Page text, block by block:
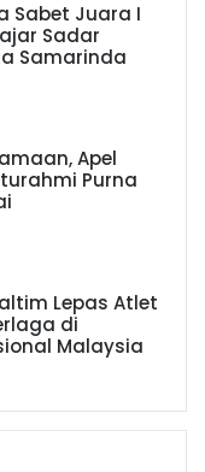
Sabet Juara I
Sadar
Samarinda
Apel
Purna
Lepas Atlet
di
Malaysia